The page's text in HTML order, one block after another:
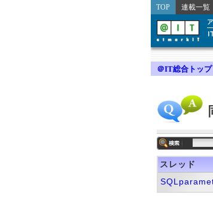
TOP 連載一覧
＠IT総合トップ
スレッド